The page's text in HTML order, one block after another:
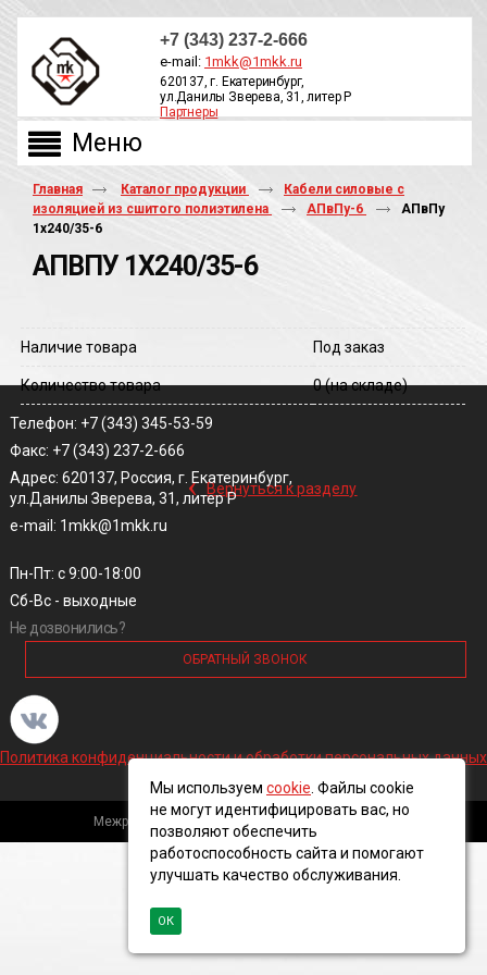
+7 (343) 237-2-666
e-mail: 1mkk@1mkk.ru
620137, г. Екатеринбург,
ул.Данилы Зверева, 31, литер Р
Партнеры
Главная Каталог продукции
Кабели силовые с
изоляцией из сшитого полиэтилена
АПвПу-6
АПвПу
1х240/35-6
АПВПУ 1Х240/35-6
Наличие товара Под заказ
Количество товара 0(на складе)
‹ Вернуться к разделу
Телефон: +7 (343) 345-53-59
Факс: +7 (343) 237-2-666
Адрес: 620137, Россия, г. Екатеринбург,
ул.Данилы Зверева, 31, литер Р
e-mail: 1mkk@1mkk.ru
Пн-Пт: с 9:00-18:00
Сб-Вс - выходные
Не дозвонились?
ОБРАТНЫЙ ЗВОНОК
Политика конфиденциальности и обработки персональных данных
Межрегиональная кабельная компания, 2016 ©
Мы используем cookie . Файлы cookie
не могут идентифицировать вас, но
позволяют обеспечить
работоспособность сайта и помогают
улучшать качество обслуживания.
ОК